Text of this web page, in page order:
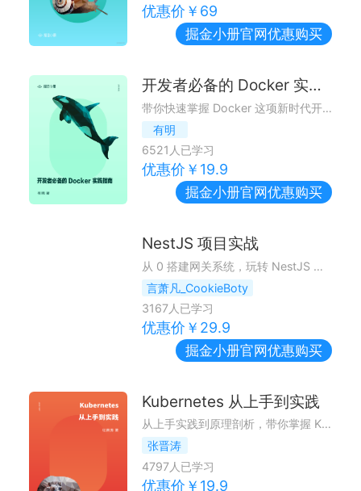
优惠价￥ 69
掘金小册官网优惠购买
开发者必备的 Docker 实践指南
带你快速掌握 Docker 这项新时代开发者必备的工具
有明
6521 人已学习
优惠价￥ 19.9
掘金小册官网优惠购买
NestJS 项目实战
从 0 搭建网关系统，玩转 NestJS 开发
言萧凡_CookieBoty
3167人已学习
优惠价￥ 29.9
掘金小册官网优惠购买
Kubernetes 从上手到实践
从上手实践到原理剖析，带你掌握 Kubernetes 必备技能。
张晋涛
4797人已学习
优惠价￥ 19.9